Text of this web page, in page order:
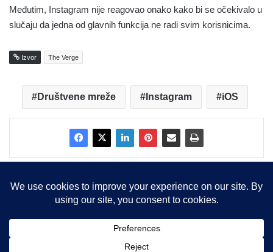
Međutim, Instagram nije reagovao onako kako bi se očekivalo u
slučaju da jedna od glavnih funkcija ne radi svim korisnicima.
Izvor The Verge
Društvene mreže Instagram iOS
Copyright © 2015-2025, Sva prava zadržana | LBS Team d.o.o.
Facebook
X LinkedIn